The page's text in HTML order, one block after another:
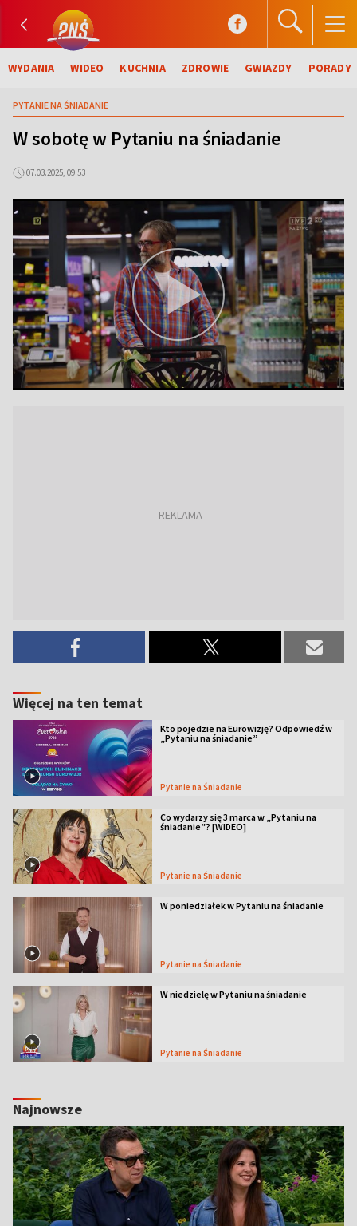
WYDANIA WIDEO KUCHNIA ZDROWIE GWIAZDY PORADY
PYTANIE NA ŚNIADANIE
W sobotę w Pytaniu na śniadanie
07.03.2025, 09:53
Więcej na ten temat
Kto pojedzie na Eurowizję? Odpowiedź w
„Pytaniu na śniadanie”
Pytanie na Śniadanie
Co wydarzy się 3 marca w „Pytaniu na
śniadanie”? [WIDEO]
Pytanie na Śniadanie
W poniedziałek w Pytaniu na śniadanie
Pytanie na Śniadanie
W niedzielę w Pytaniu na śniadanie
Pytanie na Śniadanie
Najnowsze